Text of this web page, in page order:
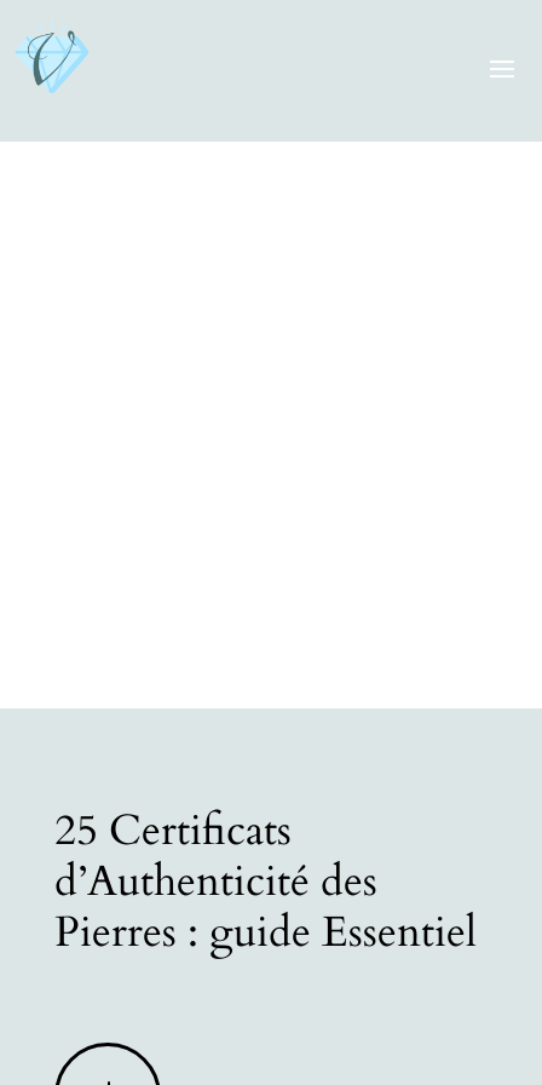
25 Certificats
d’Authenticité des
Pierres : guide Essentiel